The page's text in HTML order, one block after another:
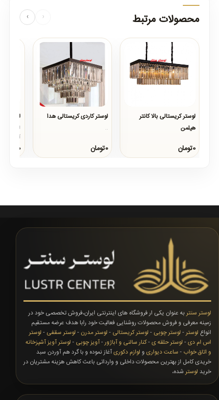
محصولات مرتبط ‹
›
لوستر کریستالی بالا کانتر
هیلمن
..
0تومان
لوستر کاردی کریستالی هدا
..
0تومان
لوستر
از لوستر
طراحی
0تومان
لوستر سنتر به عنوان یکی ار فروشگاه های اینترنتی ایران،فروش تخصصی خود در
زمینه معرفی و فروش محصولات روشنایی فعالیت خود رابا هدف عرضه مستقیم
انواع لوستر - لوستر چوبی - لوستر کریستالی - لوستر مدرن - لوستر سقفی - لوستر
اس ام دی- لوستر حلقه ی-کنار سالنی و آباژور-آویز چوبی - لوستر آویز آشپزخانه
و اتاق خواب - ساعت دیواری و لوازم دکوریآغاز نموده و با گرد هم آوردن سبد
خریدی کامل از بهترین محصولات داخلی و وارداتی باعث کاهش هزینه مشتریان در
خرید لوستر شده،